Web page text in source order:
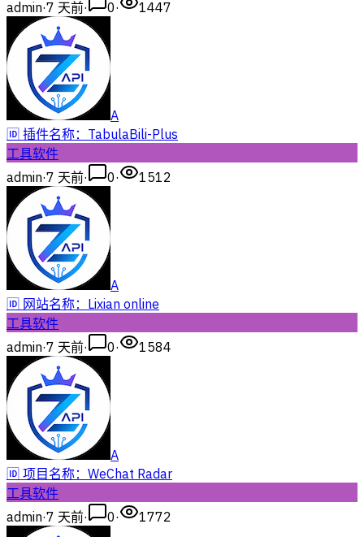
admin·7 天前· 0· 1447
A
🆔 插件名称：TabulaBili-Plus
工具软件
admin·7 天前· 0· 1512
A
🆔 网站名称：Lixian online
工具软件
admin·7 天前· 0· 1584
A
🆔 项目名称：WeChat Radar
工具软件
admin·7 天前· 0· 1772